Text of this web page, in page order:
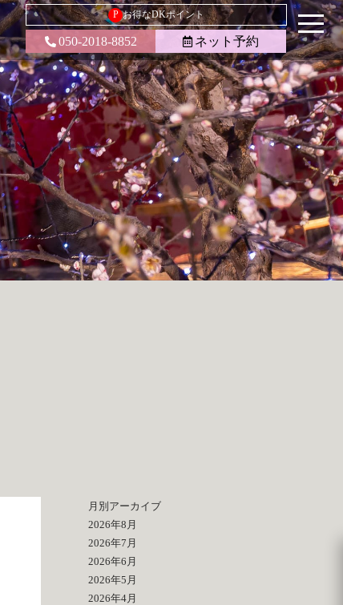
P お得なDKポイント
050-2018-8852 ネット予約
月別アーカイブ
2026年8月
2026年7月
2026年6月
2026年5月
2026年4月